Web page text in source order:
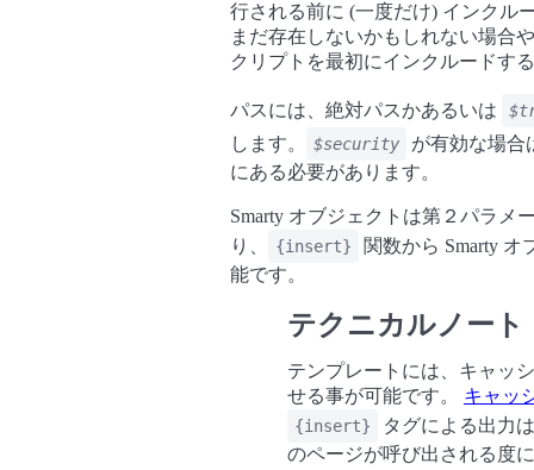
行される前に (一度だけ) インクル
まだ存在しないかもしれない場合
クリプトを最初にインクルードす
パスには、絶対パスかあるいは
します。 $security
が有効な場
にある必要があります。
Smarty オブジェクトは第２パラメ
り、
{insert}
関数から Smarty
能です。
テクニカルノート
テンプレートには、キャッ
せる事が可能です。 キャッ
{insert}
タグによる出力
のページが呼び出される度